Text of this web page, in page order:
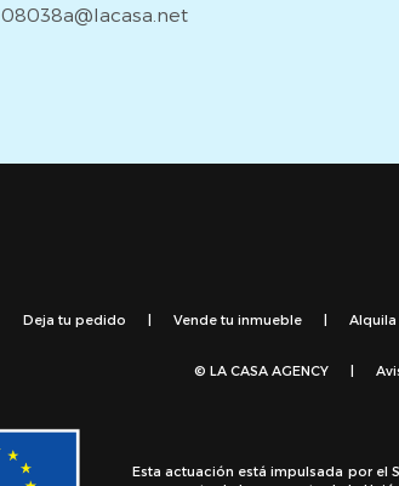
08038a@lacasa.net
Deja tu pedido | Vende tu inmueble |
© LA CASA AGENCY |
Esta actuación está impulsada por el